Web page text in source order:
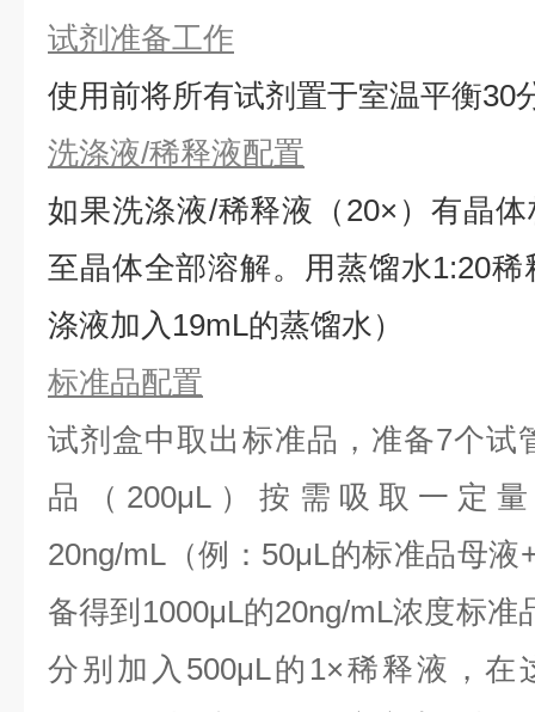
试剂准备工作
使用前将所有试剂置于室温平衡30
洗涤液/稀释液配置
如果洗涤液/稀释液（20×）有晶
⾄晶体全部溶解。用蒸馏水1:20
涤液加入19mL的蒸馏水）
标准品配置
试剂盒中取出标准品，准备7个试
品（200μL）按需吸取一定
20ng/mL（例：50μL的标准品母液
备得到1000μL的20ng/mL浓度标准
分别加入500μL的1×稀释液，